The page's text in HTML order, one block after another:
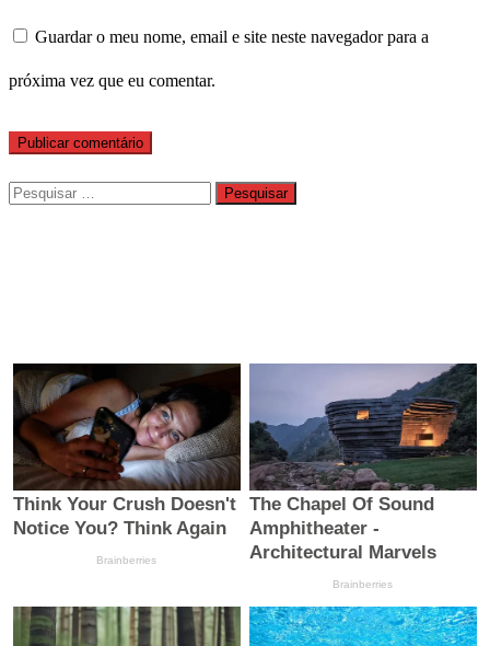
Guardar o meu nome, email e site neste navegador para a
próxima vez que eu comentar.
Pesquisar
por: